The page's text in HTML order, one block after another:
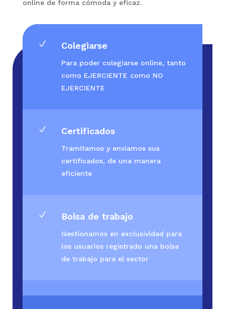
online de forma cómoda y eficaz.
N Colegiarse
Para poder colegiarse online, tanto
como EJERCIENTE como NO
EJERCIENTE
N Certificados
Tramitamos y enviamos sus
certificados, de una manera
eficiente
N Bolsa de trabajo
Gestionamos en exclusividad para
los usuarios registrado una bolsa
de trabajo para el sector